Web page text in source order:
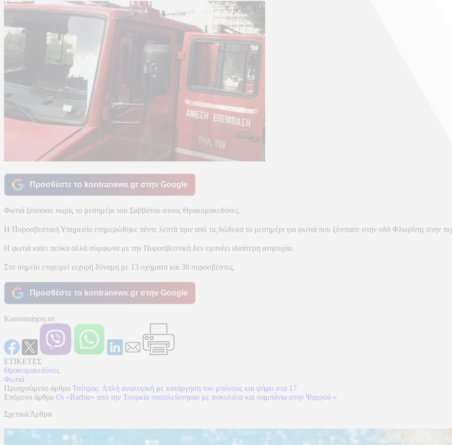
Προσθέστε το kontranews.gr στην Google
Φωτιά ξέσπασε νωρίς το μεσημέρι του Σαββάτου στους Θρακομακεδόνες.
Η Πυροσβεστική Υπηρεσία ενημερώθηκε πέντε λεπτά πριν από τις δώδεκα το μεσημέρι για φωτιά που ξέσπασε στην οδό Φλωρίνης στην
Η φωτιά καίει πεύκα αλλά σύμφωνα με την Πυροσβεστική δεν εμπνέει ιδιαίτερη ανησυχία.
Στο σημείο επιχειρεί ισχυρή δύναμη με 13 οχήματα και 30 πυροσβέστες.
Προσθέστε το kontranews.gr στην Google
Κοινοποίηση σε
ΕΤΙΚΕΤΕΣ
Θρακομακεδόνες
Φωτιά
Προηγούμενο άρθρο Τσίπρας: Απλή αναλογική με κατάργηση του μπόνους και ψήφο στα 17
Επόμενο άρθρο Οι «Barbie» από την Τουρκία πασαλείφτηκαν με σοκολάτα και σαμπάνια στην Ψαρρού »
Σχετικά Άρθρα